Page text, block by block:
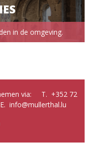
in de omgeving.
via: T. +352 72
info@mullerthal.lu